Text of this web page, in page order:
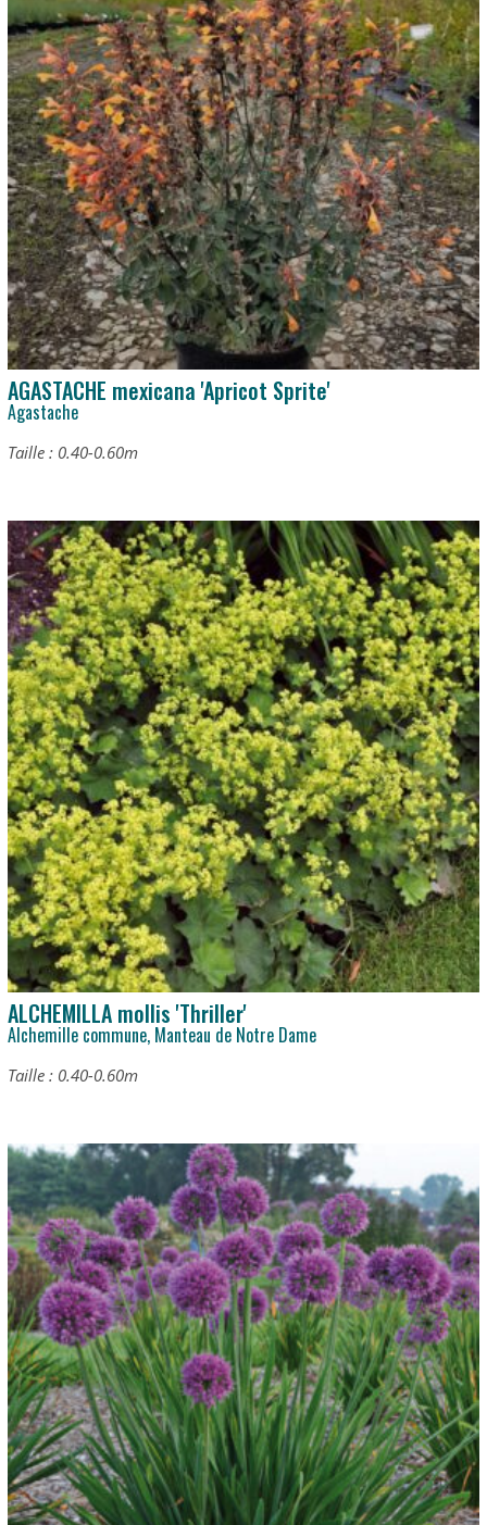
AGASTACHE mexicana 'Apricot Sprite'
Agastache
Taille : 0.40-0.60m
ALCHEMILLA mollis 'Thriller'
Alchemille commune, Manteau de Notre Dame
Taille : 0.40-0.60m